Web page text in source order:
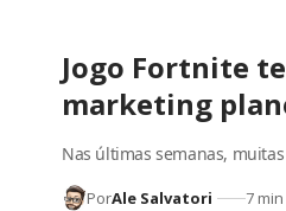
Jogo Fortnite
marketing
Nas últimas semanas,
PorAle Salvatori 7